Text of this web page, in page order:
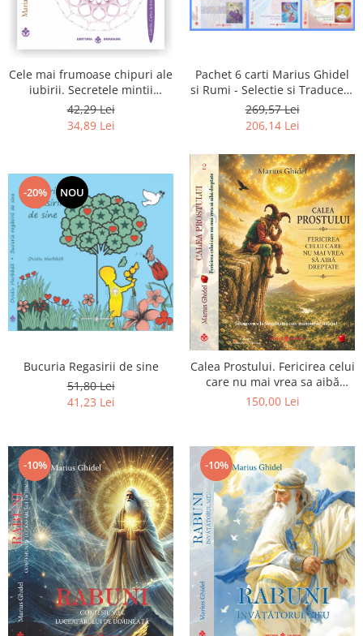
Cele mai frumoase chipuri ale
iubirii. Secretele mintii
omenesti in opera marelui
initiat, Rumi
42,29 Lei
34,89 Lei
Pachet 6 carti Marius Ghidel
si Rumi - Selectie si Traducere
de Marius Ghidel
269,57 Lei
206,14 Lei
-20% NOU
Bucuria Regasirii de sine
51,80 Lei
41,23 Lei
Calea Prostului. Fericirea celui
care nu mai vrea sa aibă
dreptate - Intoarcerea la
150,00 Lei
-10% -10%